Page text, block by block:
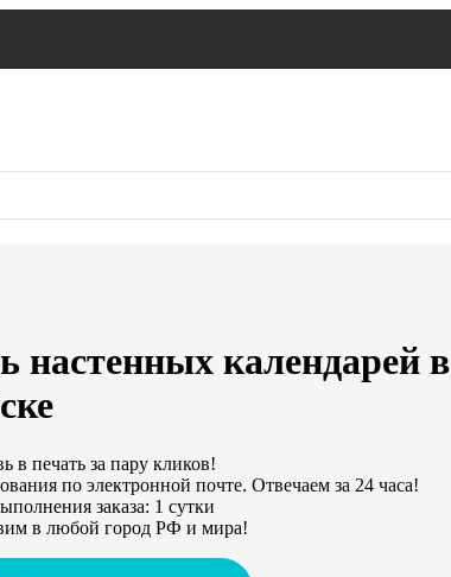
настенных календарей в
в печать за пару кликов!
по электронной почте. Отвечаем за 24 часа!
заказа: 1 сутки
в любой город РФ и мира!